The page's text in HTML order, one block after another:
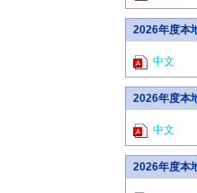
2026年度本
中文
2026年度本
中文
2026年度本